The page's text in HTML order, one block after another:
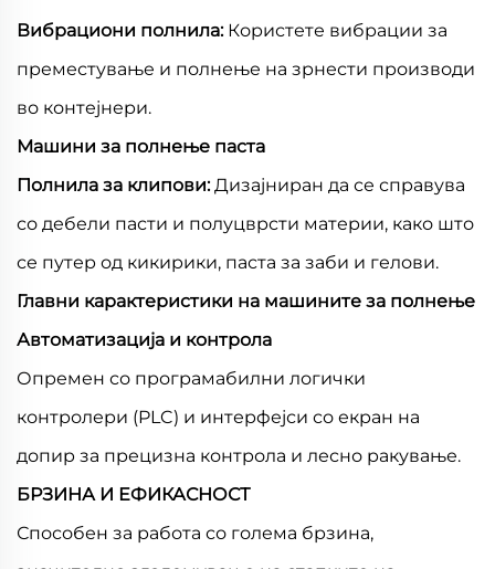
Вибрациони полнила: Користете вибрации за
преместување и полнење на зрнести производи
во контејнери.
Машини за полнење паста
Полнила за клипови:Дизајниран да се справува
со дебели пасти и полуцврсти материи, како што
се путер од кикирики, паста за заби и гелови.
Главни карактеристики на машините за полнење
Автоматизација и контрола
Опремен со програмабилни логички
контролери (PLC) и интерфејси со екран на
допир за прецизна контрола и лесно ракување.
БРЗИНА И ЕФИКАСНОСТ
Способен за работа со голема брзина,